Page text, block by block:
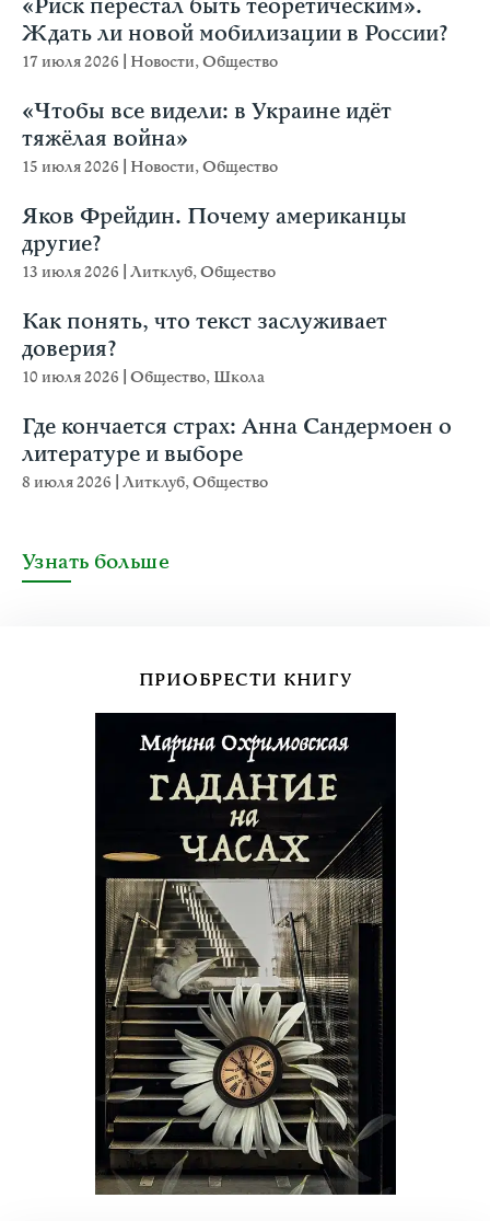
«Риск перестал быть теоретическим».
Ждать ли новой мобилизации в России?
17 июля 2026 Новости,Общество
«Чтобы все видели: в Украине идёт
тяжёлая война»
15 июля 2026 Новости,Общество
Яков Фрейдин. Почему американцы
другие?
13 июля 2026 Литклуб,Общество
Как понять, что текст заслуживает
доверия?
10 июля 2026 Общество, Школа
Где кончается страх: Анна Сандермоен о
литературе и выборе
8 июля 2026 Литклуб,Общество
Узнать больше
ПРИОБРЕСТИ КНИГУ